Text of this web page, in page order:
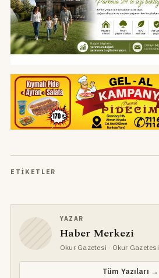
ETIKETLER
YAZAR
Haber Merkezi
Okur Gazetesi · Okur Gazetesi
Tüm Yazıları →